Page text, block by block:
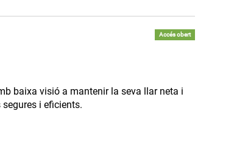
Accés obert
baixa visió a mantenir la seva llar neta i
i eficients.